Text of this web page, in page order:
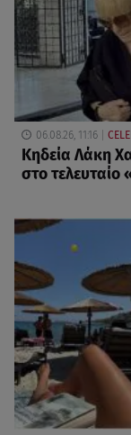
06.08.26, 11:16
Κηδεία Λάκη
στο τελευταίο